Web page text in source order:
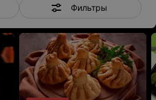
Фильтры